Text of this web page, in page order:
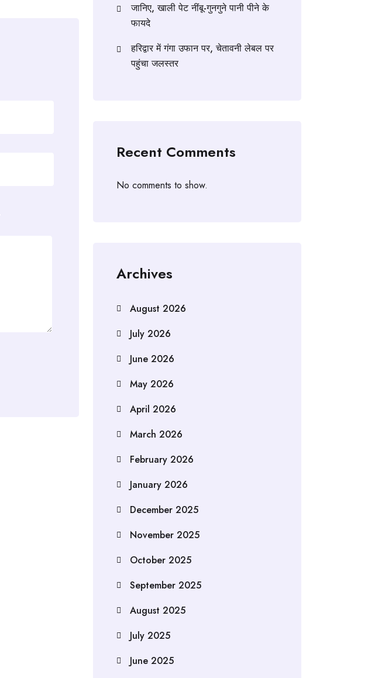
जानिए, खाली पेट नींबू-गुनगुने पानी पीने के
फायदे
हरिद्वार में गंगा उफान पर, चेतावनी लेबल पर
पहुंचा जलस्तर
Recent Comments
No comments to show.
Archives
August 2026
July 2026
June 2026
May 2026
April 2026
March 2026
February 2026
January 2026
December 2025
November 2025
October 2025
September 2025
August 2025
July 2025
June 2025